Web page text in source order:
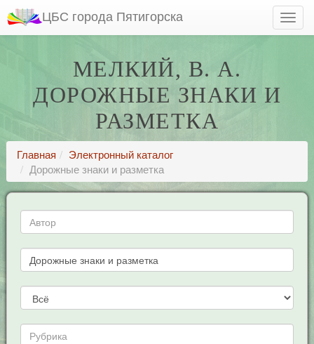
ЦБС города Пятигорска
МЕЛКИЙ, В. А.
ДОРОЖНЫЕ ЗНАКИ И
РАЗМЕТКА
Главная
Электронный каталог
Дорожные знаки и разметка